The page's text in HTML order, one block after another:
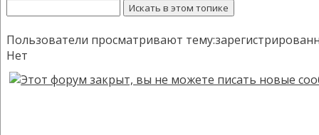
Пользователи просматривают
Нет